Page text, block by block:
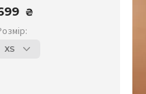
₴
XS